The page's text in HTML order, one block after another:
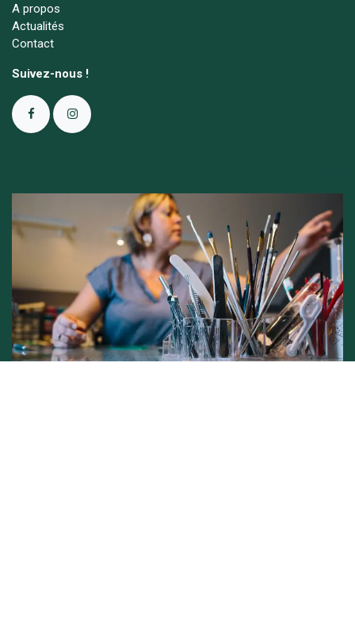
A propos
Actualités
Contact
Suivez-nous !